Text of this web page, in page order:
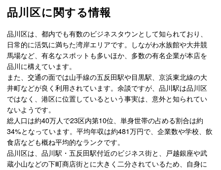
品川区に関する情報
品川区は、都内でも有数のビジネスタウンとして知られており、
日常的に活気に満ちた湾岸エリアです。しながわ水族館や大井競
馬場など、有名なスポットも多いほか、多数の有名企業が本店を
品川に構えています。
また、交通の面では山手線の五反田駅や目黒駅、京浜東北線の大
井町などが良く利用されています。余談ですが、品川駅は品川区
ではなく、港区に位置しているという事実は、意外と知られてい
ないようです。
総人口は約40万人で23区内第10位、単身世帯の占める割合は約
34%となっています。平均年収は約481万円で、企業数や学校、飲
食店なども概ね平均的なランクです。
品川区は、品川駅・五反田駅付近のビジネス街と、戸越銀座や武
蔵小山などの下町商店街とに大きく二分されているため、自身に